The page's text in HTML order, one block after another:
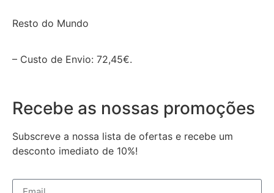
Resto do Mundo
– Custo de Envio: 72,45€.
Recebe as nossas promoções
Subscreve a nossa lista de ofertas e recebe um
desconto imediato de 10%!